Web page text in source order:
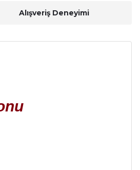
Alışveriş Deneyimi